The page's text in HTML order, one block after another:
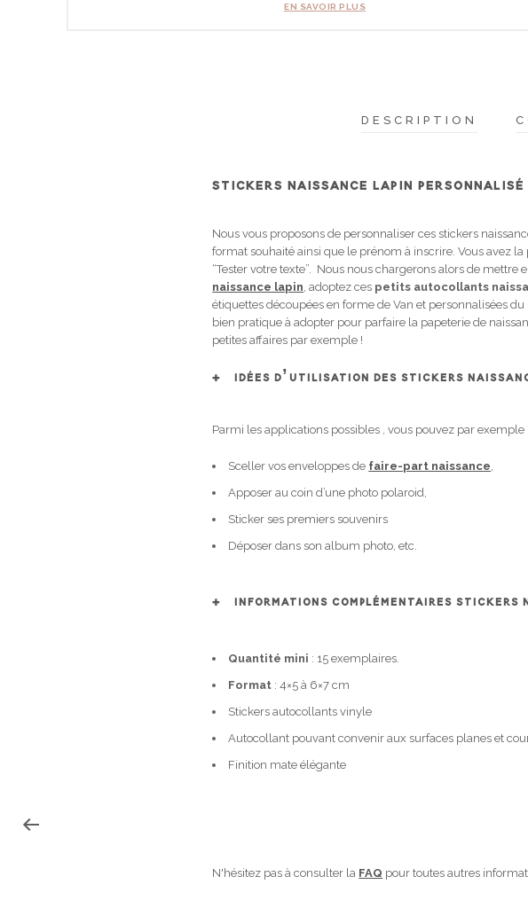
EN SAVOIR PLUS
DESCRIPTION
STICKERS NAISSANCE LAPIN PERSONNALISÉ
Nous vous proposons de personnaliser ces stickers
format souhaité ainsi que le prénom à inscrire. Vous avez
“Tester votre texte”. Nous nous chargerons alors de
naissance lapin, adoptez ces petits autocollants
étiquettes découpées en forme de Van et personnalisées
bien pratique à adopter pour parfaire la papeterie de
petites affaires par exemple !
IDÉES D’UTILISATION DES STICKERS
Parmi les applications possibles , vous pouvez par exemple :
Sceller vos enveloppes de faire-part naissance,
Apposer au coin d’une photo polaroid,
Sticker ses premiers souvenirs
Déposer dans son album photo, etc.
INFORMATIONS COMPLÉMENTAIRES
Quantité mini : 15 exemplaires.
Format : 4×5 à 6×7 cm
Stickers autocollants vinyle
Autocollant pouvant convenir aux surfaces planes et
Finition mate élégante
N'hésitez pas à consulter la FAQ pour toutes autres